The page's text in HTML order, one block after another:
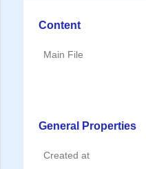
Content
Main File
General Properties
Created at